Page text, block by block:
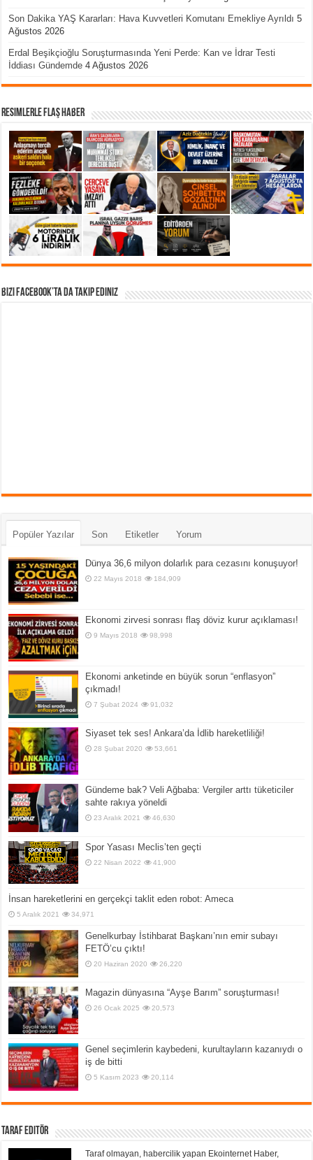
Son Dakika YAŞ Kararları: Hava Kuvvetleri Komutanı Emekliye Ayrıldı 5
Ağustos 2026
Erdal Beşikçioğlu Soruşturmasında Yeni Perde: Kan ve İdrar Testi
İddiası Gündemde 4 Ağustos 2026
Resimlerle Flaş Haber
Bizi Facebook’ta da takip Ediniz
Popüler Yazılar Son Etiketler Yorum
Dünya 36,6 milyon dolarlık para cezasını konuşuyor!
22 Mayıs 2018 184,909
Ekonomi zirvesi sonrası flaş döviz kurur açıklaması!
9 Mayıs 2018 98,998
Ekonomi anketinde en büyük sorun “enflasyon”
çıkmadı!
7 Şubat 2024 91,032
Siyaset tek ses! Ankara’da İdlib hareketliliği!
28 Şubat 2020 53,661
Gündeme bak? Veli Ağbaba: Vergiler arttı tüketiciler
sahte rakıya yöneldi
23 Aralık 2021 46,630
Spor Yasası Meclis’ten geçti
22 Nisan 2022 41,900
İnsan hareketlerini en gerçekçi taklit eden robot: Ameca
5 Aralık 2021 34,971
Genelkurbay İstihbarat Başkanı’nın emir subayı
FETÖ’cu çıktı!
20 Haziran 2020 26,220
Magazin dünyasına “Ayşe Barım” soruşturması!
26 Ocak 2025 20,573
Genel seçimlerin kaybedeni, kurultayların kazanıydı o
iş de bitti
5 Kasım 2023 20,114
Taraf Editör
Taraf olmayan, habercilik yapan Ekointernet Haber,